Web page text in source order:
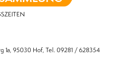
1a, 95030 Hof, Tel. 09281 / 628354